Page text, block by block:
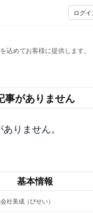
ログイ
込めてお客様に提供します。
事がありません
りません。
基本情報
社美成（びせい）